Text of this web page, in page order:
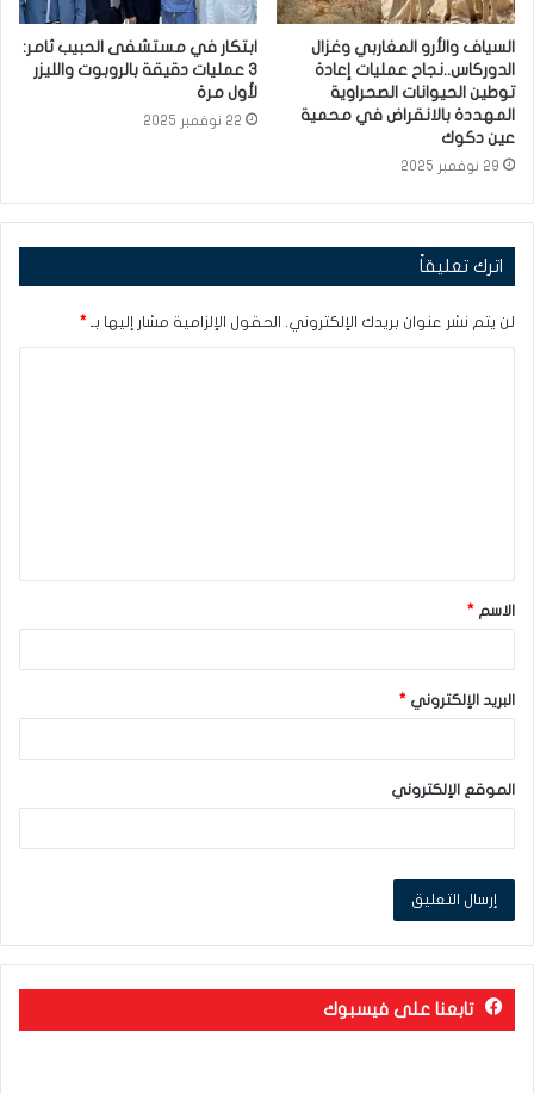
السياف والأرو المغاربي وغزال
الدوركاس..نجاح عمليات إعادة
توطين الحيوانات الصحراوية
المهددة بالانقراض في محمية
عين دكوك
29 نوفمبر 2025
ابتكار في مستشفى الحبيب ثامر:
3 عمليات دقيقة بالروبوت والليزر
لأول مرة
22 نوفمبر 2025
اترك تعليقاً
لن يتم نشر عنوان بريدك الإلكتروني. الحقول الإلزامية مشار إليها بـ *
ق
*الاسم *
البريد الإلكتروني *
الموقع الإلكتروني
تابعنا على فيسبوك